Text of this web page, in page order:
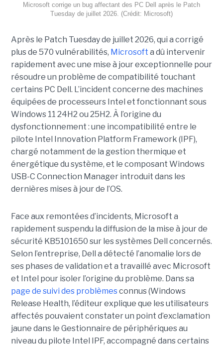
Microsoft corrige un bug affectant des PC Dell après le Patch
Tuesday de juillet 2026. (Crédit: Microsoft)
Après le Patch Tuesday de juillet 2026, qui a corrigé
plus de 570 vulnérabilités, Microsoft a dû intervenir
rapidement avec une mise à jour exceptionnelle pour
résoudre un problème de compatibilité touchant
certains PC Dell. L’incident concerne des machines
équipées de processeurs Intel et fonctionnant sous
Windows 11 24H2 ou 25H2. À l’origine du
dysfonctionnement : une incompatibilité entre le
pilote Intel Innovation Platform Framework (IPF),
chargé notamment de la gestion thermique et
énergétique du système, et le composant Windows
USB-C Connection Manager introduit dans les
dernières mises à jour de l’OS.
Face aux remontées d’incidents, Microsoft a
rapidement suspendu la diffusion de la mise à jour de
sécurité KB5101650 sur les systèmes Dell concernés.
Selon l’entreprise, Dell a détecté l’anomalie lors de
ses phases de validation et a travaillé avec Microsoft
et Intel pour isoler l’origine du problème. Dans sa
page de suivi des problèmesconnus (Windows
Release Health, l’éditeur explique que les utilisateurs
affectés pouvaient constater un point d’exclamation
jaune dans le Gestionnaire de périphériques au
niveau du pilote Intel IPF, accompagné dans certains